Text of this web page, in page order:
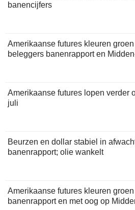
banencijfers
Amerikaanse futures kleuren
beleggers banenrapport en
Amerikaanse futures lopen verder
juli
Beurzen en dollar stabiel in
banenrapport; olie wankelt
Amerikaanse futures kleuren
banenrapport en met oog op